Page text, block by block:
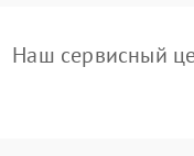
Наш сервисный